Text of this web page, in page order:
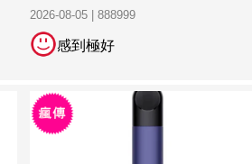
2026-08-05 | 888999
感到極好